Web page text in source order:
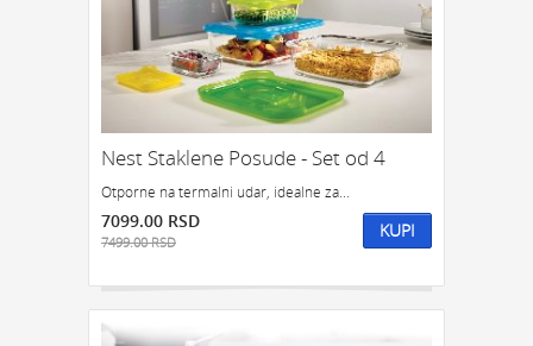
Nest Staklene Posude - Set od 4
Otporne na termalni udar, idealne za...
7099.00 RSD
7499.00 RSD
KUPI